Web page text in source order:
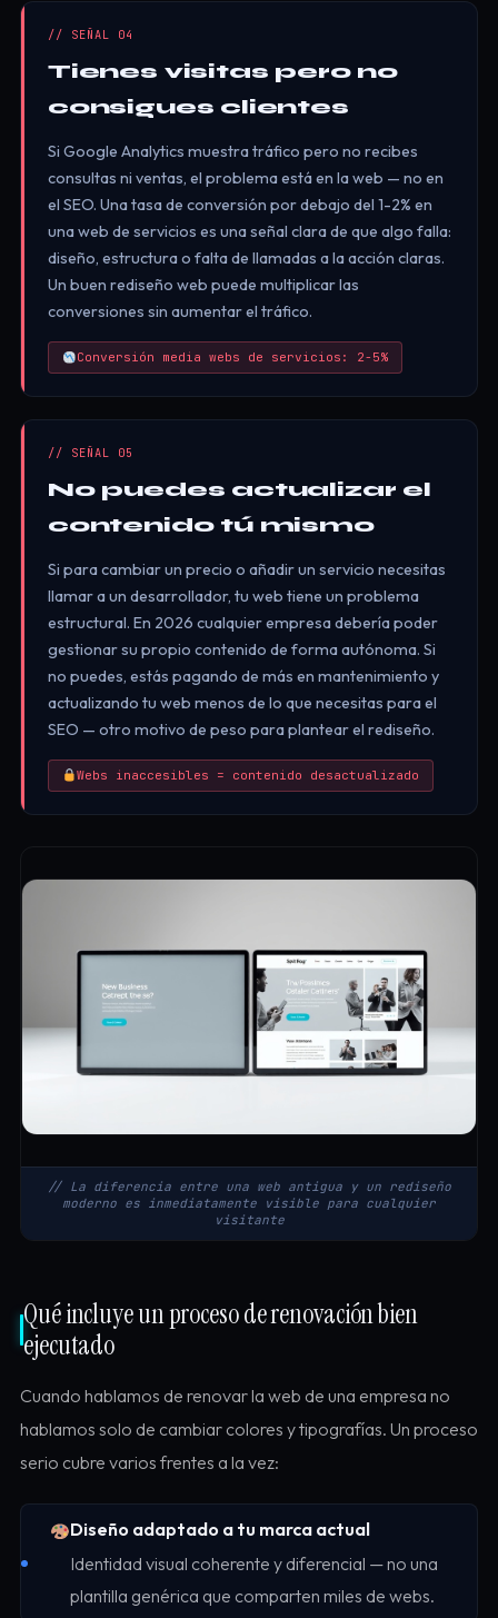
// SEÑAL 04
Tienes visitas pero no
consigues clientes
Si Google Analytics muestra tráfico pero no recibes
consultas ni ventas, el problema está en la web — no en
el SEO. Una tasa de conversión por debajo del 1-2% en
una web de servicios es una señal clara de que algo falla:
diseño, estructura o falta de llamadas a la acción claras.
Un buen rediseño web puede multiplicar las
conversiones sin aumentar el tráfico.
Conversión media webs de servicios: 2-5%
// SEÑAL 05
No puedes actualizar el
contenido tú mismo
Si para cambiar un precio o añadir un servicio necesitas
llamar a un desarrollador, tu web tiene un problema
estructural. En 2026 cualquier empresa debería poder
gestionar su propio contenido de forma autónoma. Si
no puedes, estás pagando de más en mantenimiento y
actualizando tu web menos de lo que necesitas para el
SEO — otro motivo de peso para plantear el rediseño.
Webs inaccesibles = contenido desactualizado
// La diferencia entre una web antigua y un rediseño
moderno es inmediatamente visible para cualquier
visitante
Qué incluye un proceso de renovación bien
ejecutado
Cuando hablamos de renovar la web de una empresa no
hablamos solo de cambiar colores y tipografías. Un proceso
serio cubre varios frentes a la vez:
Diseño adaptado a tu marca actual
Identidad visual coherente y diferencial — no una
plantilla genérica que comparten miles de webs.